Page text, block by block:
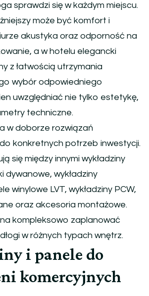
sprawdzi się w każdym miejscu.
może być komfort i
akustyka oraz odporność na
a w hotelu elegancki
z łatwością utrzymania
wybór odpowiedniego
uwzględniać nie tylko estetykę,
techniczne.
w doborze rozwiązań
konkretnych potrzeb inwestycji.
się między innymi wykładziny
dywanowe, wykładziny
winylowe LVT, wykładziny PCW,
oraz akcesoria montażowe.
kompleksowo zaplanować
w różnych typach wnętrz.
i panele do
komercyjnych